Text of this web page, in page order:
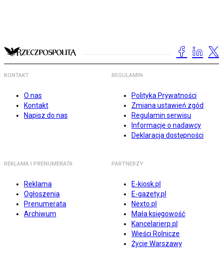
KONTAKT
O nas
Kontakt
Napisz do nas
REGULAMIN
Polityka Prywatności
Zmiana ustawień zgód
Regulamin serwisu
Informacje o nadawcy
Deklaracja dostępności
REKLAMA I PRENUMERATA
Reklama
Ogłoszenia
Prenumerata
Archiwum
PARTNERZY
E-kiosk.pl
E-gazety.pl
Nexto.pl
Mała księgowość
Kancelarierp.pl
Wieści Rolnicze
Życie Warszawy